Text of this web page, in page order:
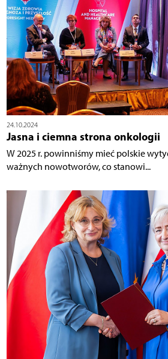
24.10.2024
Jasna i ciemna strona onkologii
W 2025 r. powinniśmy mieć polskie
ważnych nowotworów, co stanowi...